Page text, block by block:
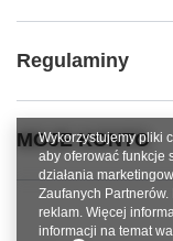
Regulaminy
MOJE KONTO
Wykorzystujemy pliki
aby oferować funkcje
działania
Zaufanych
reklam. Więcej
informacji na temat